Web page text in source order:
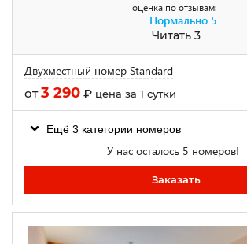
оценка по отзывам:
Нормально 5
Читать 3
Двухместный номер Standard
от3 290 ₽ цена за 1 сутки
Ещё 3 категории номеров
У нас осталось 5 номеров!
Заказать